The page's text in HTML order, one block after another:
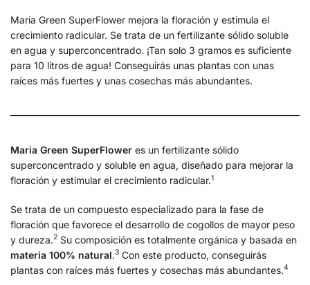
Maria Green SuperFlower mejora la floración y estimula el
crecimiento radicular. Se trata de un fertilizante sólido soluble
en agua y superconcentrado. ¡Tan solo 3 gramos es suficiente
para 10 litros de agua! Conseguirás unas plantas con unas
raíces más fuertes y unas cosechas más abundantes.
Maria Green SuperFlower es un fertilizante sólido
superconcentrado y soluble en agua, diseñado para mejorar la
floración y estimular el crecimiento radicular.1
Se trata de un compuesto especializado para la fase de
floración que favorece el desarrollo de cogollos de mayor peso
y dureza.2 Su composición es totalmente orgánica y basada en
materia 100% natural.3 Con este producto, conseguirás
plantas con raíces más fuertes y cosechas más abundantes.4